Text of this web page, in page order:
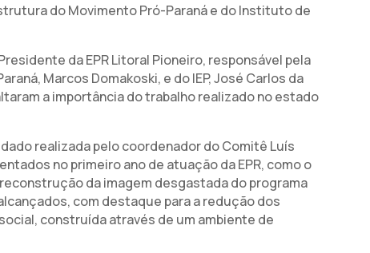
do Movimento Pró-Paraná e do Instituto de
da EPR Litoral Pioneiro, responsável pela
Marcos Domakoski, e do IEP, José Carlos da
a importância do trabalho realizado no estado
realizada pelo coordenador do Comitê Luís
no primeiro ano de atuação da EPR, como o
da imagem desgastada do programa
com destaque para a redução dos
construída através de um ambiente de